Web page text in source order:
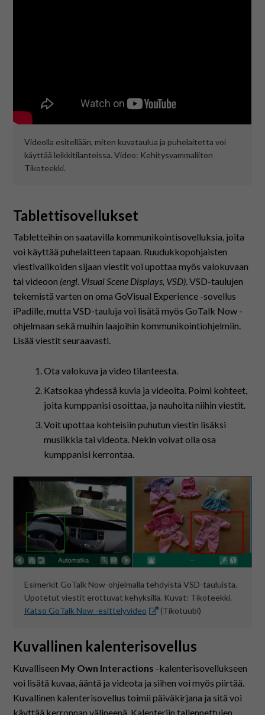
Videolla esitellään, miten kuvataulua ja puhelaitetta voi
käyttää leikkitilanteissa. Video: Kehitysvammaliiton
Tikoteekki.
Tablettisovellukset
Tabletteihin on saatavilla kommunikointisovelluksia, joita
voi käyttää puhelaitteen tapaan. Ruudukkopohjaisten
viestivalikoiden sijaan viestit voi upottaa myös valokuvaan
tai videoon (engl. Visual Scene Displays, VSD). VSD-taulujen
tekemistä varten on oma GoVisual Experience -sovellus
iPadille, mutta VSD-tauluja voi lisätä myös GoTalk Now -
ohjelmaan sekä muihin laajoihin kommunikointiohjelmiin.
Lisää viestit seuraavasti.
Ota valokuva ja video tilanteesta.
Katsokaa yhdessä kuvia ja videoita. Poimi kohteet,
joita kumppanisi osoittaa, ja nauhoita niihin viestit.
Voit upottaa kohteisiin puhutun viestin lisäksi
musiikkia tai videota. Nekin voivat olla osa
kumppanisi kerrontaa.
Esimerkit GoTalk Now-ohjelmalla tehdyistä VSD-tauluista.
Upotetut viestit erottuvat kehyksillä. Kuvat: Tikoteekki.
Katso GoTalk Now -esittelyvideo
(Tikotuubi)
Kuvallinen kalenterisovellus
Kuvalliseen My Own Interactions -kalenterisovellukseen
voi lisätä kuvaa, ääntä ja videota ja siihen voi myös piirtää.
Kuvallinen kalenterisovellus toimii päiväkirjana ja sitä voi
käyttää kerronnan välineenä. Kalenteriin tallennettujen